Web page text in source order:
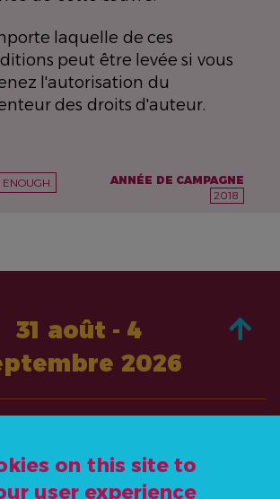
laquelle de ces
peut être levée si vous
l'autorisation du
des droits d'auteur.
ENOUGH.
ANNÉE DE CAMPAGNE
2018
31 août - 4
2026
AGISSEZ
ACTUALITÉS &
on this site to
user experience